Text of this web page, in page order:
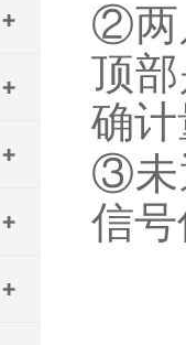
②两
顶
确
③未
信